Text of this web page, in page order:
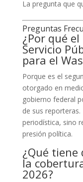
La pregunta que
Preguntas
¿Por qué
Servicio
para el
Porque es el
otorgado en
gobierno federal
de sus
periodística, sino
presión política.
¿Qué tiene
la
2026?